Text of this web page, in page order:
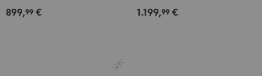
899,99 €
/
1.199,99 €